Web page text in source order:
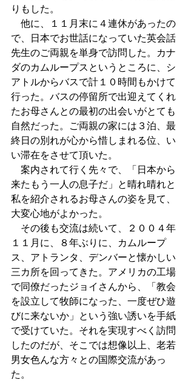
りもした。
他に、１１月末に４連休があったの
で、日本でお世話になっていた英会話
先生のご両親を単身で訪問した。カナ
ダのカムループスというところに、シ
アトルからバスで計１０時間もかけて
行った。バスの停留所で出迎えてくれ
たお母さんとの最初の出会いがとても
自然だった。ご両親の家には３泊、最
終日の別れが心から惜しまれる位、い
い滞在をさせて頂いた。
案内されて行く先々で、「日本から
来たもう一人の息子だ」と晴れ晴れと
私を紹介されるお母さんの姿を見て、
大変心地がよかった。
その後も交流は続いて、２００４年
１１月に、８年ぶりに、カムループ
ス、アトランタ、デンバーと懐かしい
三カ所を回ってきた。アメリカの工場
で同僚だったジョイさんから、「教会
を設立して牧師になった、一度ぜひ遊
びに来ないか」という強い誘いを手紙
で受けていた。それを実現すべく訪問
したのだが、そこでは想像以上、老若
男女色んな方々との国際交流があっ
た。